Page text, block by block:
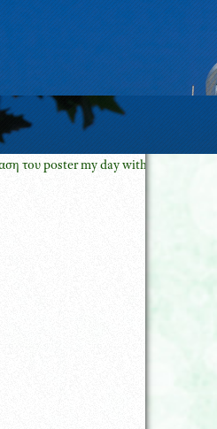
my day with oncology pharmacy